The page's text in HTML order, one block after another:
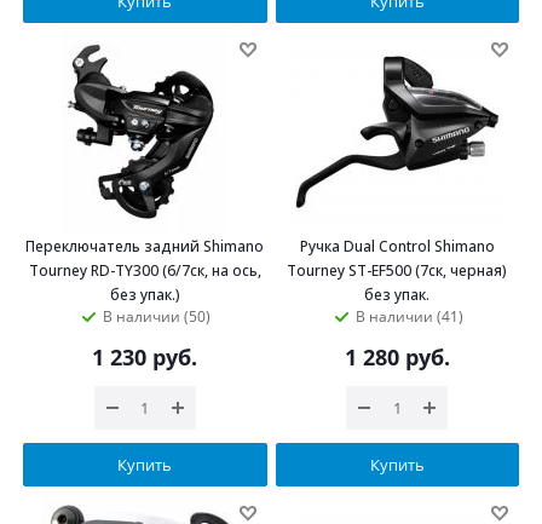
Переключатель задний Shimano
Tourney RD-TY300 (6/7ск, на ось,
без упак.)
В наличии (50)
1 230 руб.
Купить
Ручка Dual Control Shimano
Tourney ST-EF500 (7ск, черная)
без упак.
В наличии (41)
1 280руб.
Купить